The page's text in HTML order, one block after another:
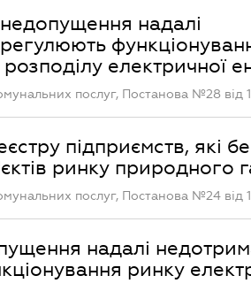
надалі
електричної
послуг, Постанова №28 від
підприємств, які
ринку природного
послуг, Постанова №24 від
надалі
ринку